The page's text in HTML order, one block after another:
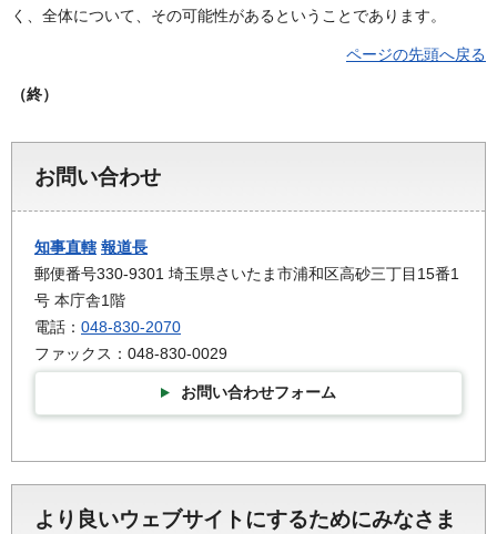
く、全体について、その可能性があるということであります。
ページの先頭へ戻る
（終）
お問い合わせ
知事直轄 報道長
郵便番号330-9301 埼玉県さいたま市浦和区高砂三丁目15番1
号 本庁舎1階
電話： 048-830-2070
ファックス：048-830-0029
お問い合わせフォーム
より良いウェブサイトにするためにみなさま